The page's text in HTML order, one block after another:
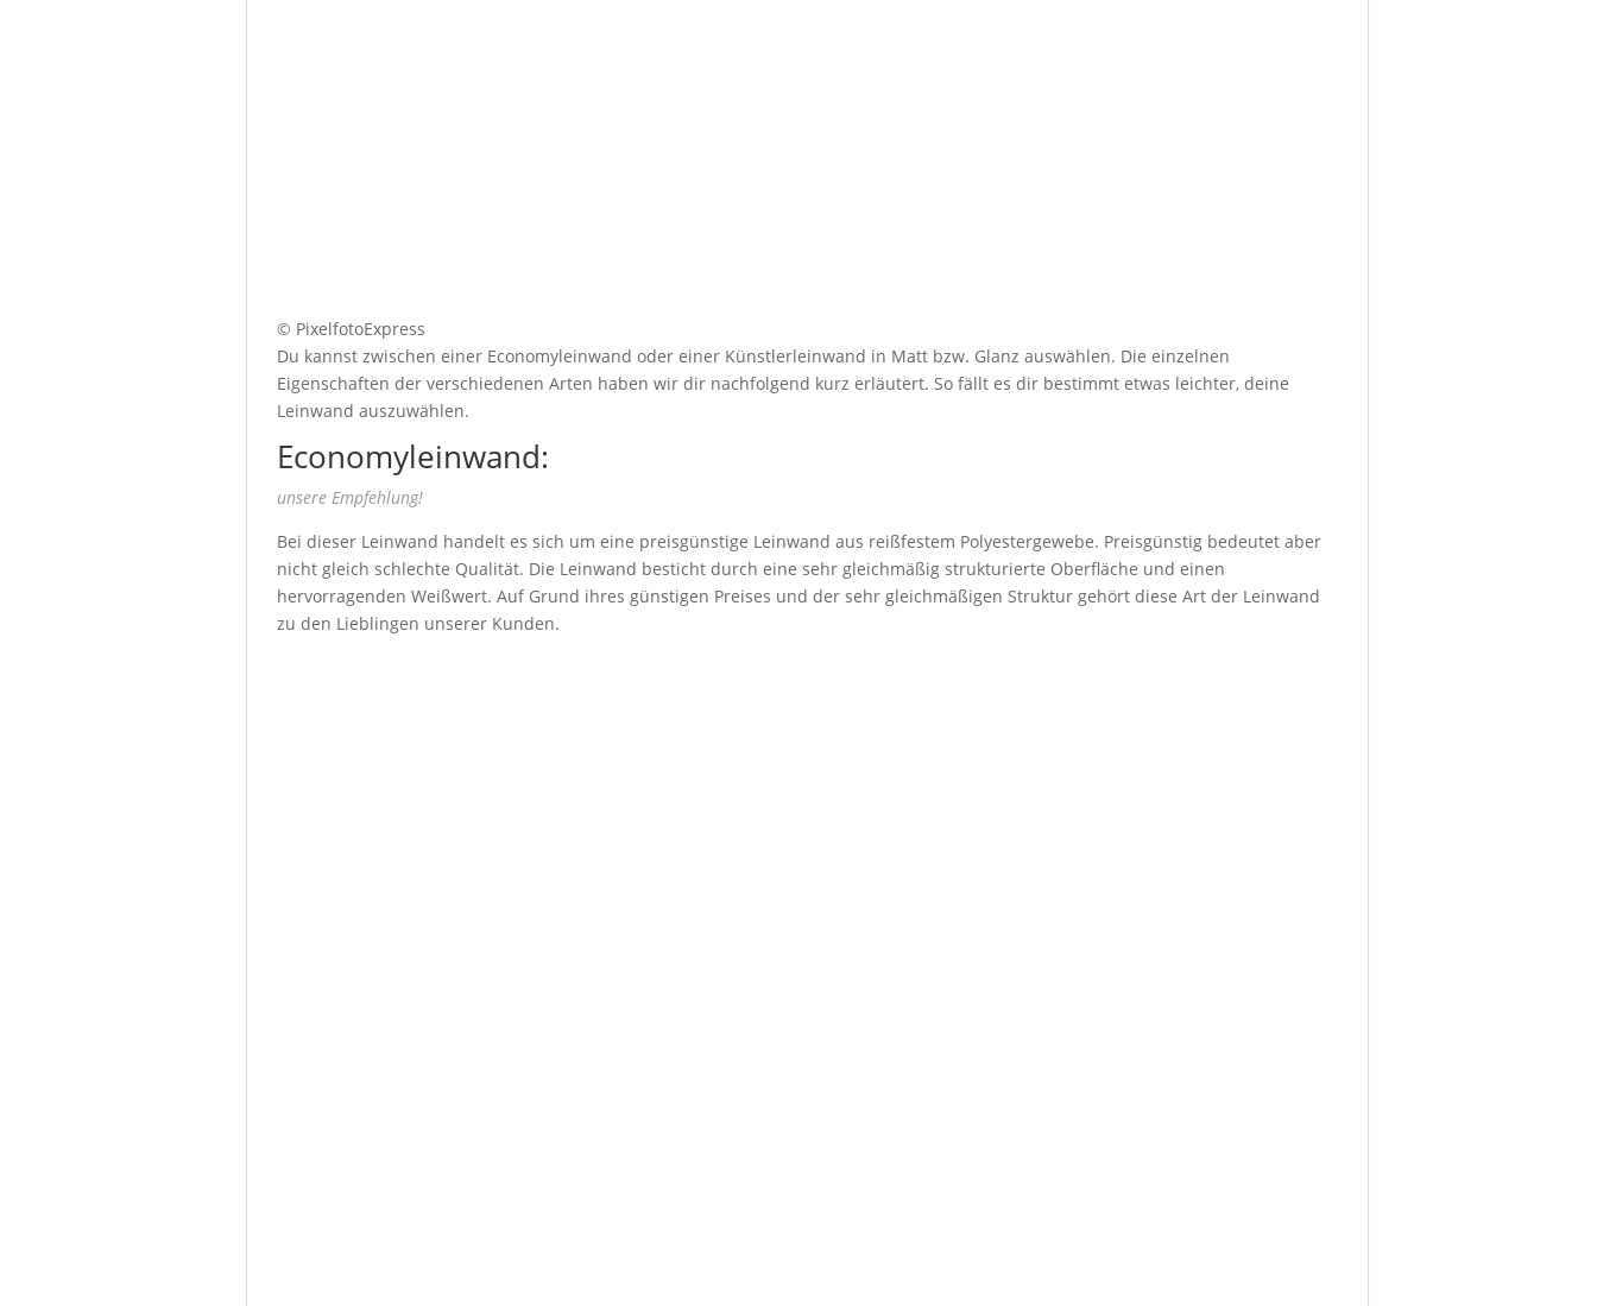
© PixelfotoExpress
Du kannst zwischen einer Economyleinwand oder einer Künstlerleinwand in Matt bzw. Glanz auswählen. Die einzelnen
Eigenschaften der verschiedenen Arten haben wir dir nachfolgend kurz erläutert. So fällt es dir bestimmt etwas leichter, deine
Leinwand auszuwählen.
Economyleinwand:
unsere Empfehlung!
Bei dieser Leinwand handelt es sich um eine preisgünstige Leinwand aus reißfestem Polyestergewebe. Preisgünstig bedeutet aber
nicht gleich schlechte Qualität. Die Leinwand besticht durch eine sehr gleichmäßig strukturierte Oberfläche und einen
hervorragenden Weißwert. Auf Grund ihres günstigen Preises und der sehr gleichmäßigen Struktur gehört diese Art der Leinwand
zu den Lieblingen unserer Kunden.